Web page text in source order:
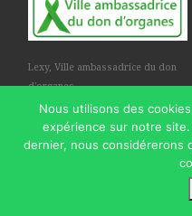
Lexy, Ville ambassadrice du don
d'organes
Commune de
–
Nous utilisons des
expérience sur notre
dernier, nous considérerons